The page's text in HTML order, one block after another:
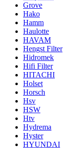
Grove
Hako
Hamm
Haulotte
HAVAM
Hengst Filter
Hidromek
Hifi Filter
HITACHI
Holset
Horsch
Hsv
HSW
Htv
Hydrema
Hyster
HYUNDAI